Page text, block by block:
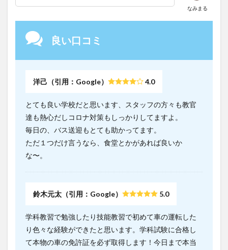
車学
校の
口コ
良い
なみまる
良い口コミ
洋己（引用：Google） 4.0
とても良い学校だと思います、スタッフの方々も教官
達も熱心だしコロナ対策もしっかりしてますよ。
毎日の、バス送迎もとても助かってます。
ただ１つだけ言うなら、食堂とかがあれば良いか
な〜。
鈴木元太（引用：Google） 5.0
学科教習で勉強したり技能教習で初めて車の運転した
り色々な経験ができたと思います。学科試験に合格し
て本物の車の免許証を必ず取得します！今日まで本当